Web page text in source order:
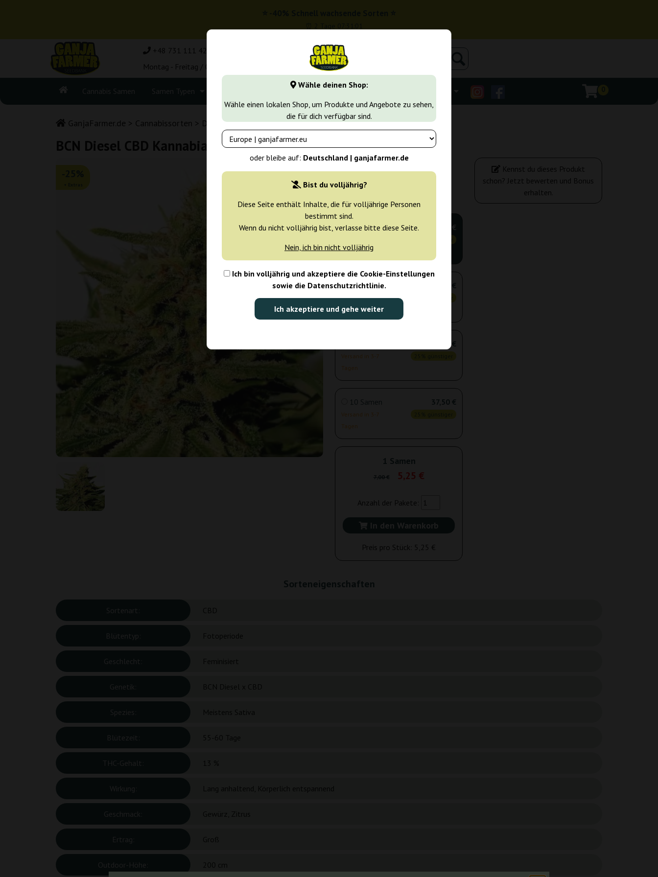
Wähle deinen Shop:
Wähle einen lokalen Shop, um Produkte und Angebote zu sehen,
die für dich verfügbar sind.
oder bleibe auf: Deutschland | ganjafarmer.de
Bist du volljährig?
Diese Seite enthält Inhalte, die für volljährige Personen
bestimmt sind.
Wenn du nicht volljährig bist, verlasse bitte diese Seite.
Nein, ich bin nicht volljährig
Ich bin volljährig und akzeptiere die Cookie-Einstellungen
sowie die Datenschutzrichtlinie.
Ich akzeptiere und gehe weiter
+48 731 111 420
Montag - Freitag / 08:00 - 16:00
Cannabis Samen Samen Typen Cannabis Sorten Cannabis Stecklinge
GanjaFarmer.de Cannabissorten Diesel BCN Diesel CBD
BCN Diesel CBD Kannabia Seeds
Züchter:
Kannabia Seeds
Originalverpackung:
1 Samen
Tagen
5,25 €
3 Samen
Versand in 3-7
Tagen
12,00 €
Versand in 3-7
Tagen
21,00 €
10 Samen
Versand in 3-7
Tagen
37,50 €
1 Samen
7,00 € 5,25 €
Anzahl der Pakete:
In den Warenkorb
Preis pro Stück: 5,25 €
Kennst du dieses Produkt
schon? Jetzt bewerten und Bonus
erhalten.
Sorteneigenschaften
Sortenart:
Blütentyp:
Geschlecht:
Genetik:
Spezies:
Blütezeit:
THC-Gehalt:
Wirkung:
Geschmack:
Ertrag:
Outdoor-Höhe: